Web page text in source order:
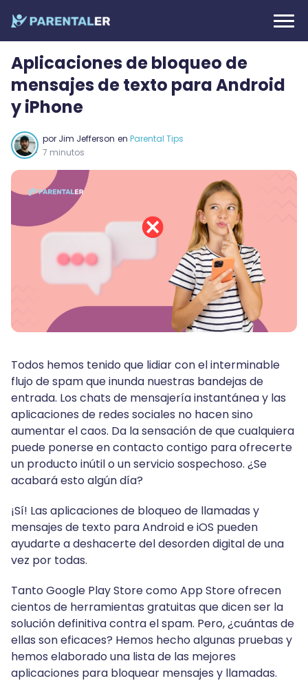
Aplicaciones de bloqueo de
mensajes de texto para Android
y iPhone
por Jim Jefferson en Parental Tips
7 minutos
Todos hemos tenido que lidiar con el interminable
flujo de spam que inunda nuestras bandejas de
entrada. Los chats de mensajería instantánea y las
aplicaciones de redes sociales no hacen sino
aumentar el caos. Da la sensación de que cualquiera
puede ponerse en contacto contigo para ofrecerte
un producto inútil o un servicio sospechoso. ¿Se
acabará esto algún día?
¡Sí! Las aplicaciones de bloqueo de llamadas y
mensajes de texto para Android e iOS pueden
ayudarte a deshacerte del desorden digital de una
vez por todas.
Tanto Google Play Store como App Store ofrecen
cientos de herramientas gratuitas que dicen ser la
solución definitiva contra el spam. Pero, ¿cuántas de
ellas son eficaces? Hemos hecho algunas pruebas y
hemos elaborado una lista de las mejores
aplicaciones para bloquear mensajes y llamadas.